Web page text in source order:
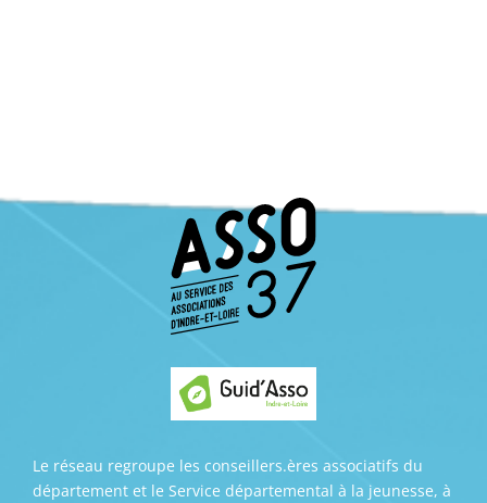
Le réseau regroupe les conseillers.ères associatifs du
département et le Service départemental à la jeunesse, à